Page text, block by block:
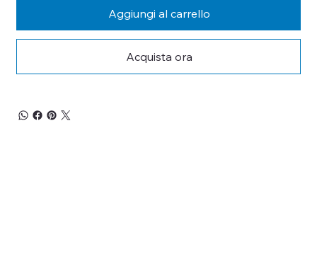
Aggiungi al carrello
Acquista ora